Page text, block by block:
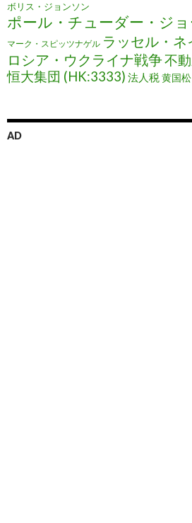
ボリス・ジョンソン
ポール・チューダー・ジ
マーク・スピッツナゲル ラッセル・ネ
ロシア・ウクライナ戦争不
恒大集団 (HK:3333) 法人税黄国松
AD